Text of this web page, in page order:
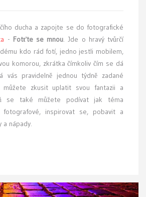
ducha a zapojte se do fotografické
- Fotťte se mnou. Jde o hravý tvůrčí
kdo rád fotí, jedno jestli mobilem,
komorou, zkrátka čímkoliv čím se dá
vás pravidelně jednou týdně zadané
zkusit uplatit svou fantazii a
se také můžete podívat jak téma
fotografové, inspirovat se, pobavit a
a nápady.